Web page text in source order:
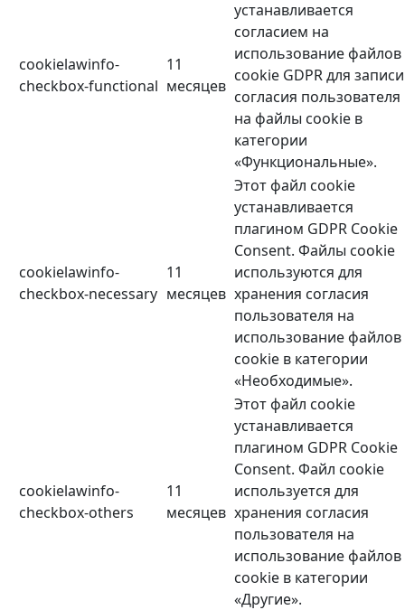
cookielawinfo-
checkbox-functional
11
месяцев
устанавливается
согласием на
использование файлов
cookie GDPR для записи
согласия пользователя
на файлы cookie в
категории
«Функциональные».
cookielawinfo-
checkbox-necessary
11
месяцев
Этот файл cookie
устанавливается
плагином GDPR Cookie
Consent. Файлы cookie
используются для
хранения согласия
пользователя на
использование файлов
cookie в категории
«Необходимые».
cookielawinfo-
checkbox-others
11
месяцев
Этот файл cookie
устанавливается
плагином GDPR Cookie
Consent. Файл cookie
используется для
хранения согласия
пользователя на
использование файлов
cookie в категории
«Другие».